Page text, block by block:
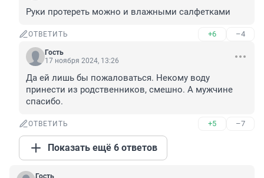
Руки протереть можно и влажными салфетками
ОТВЕТИТЬ +6 –4
Гость
17 ноября 2024, 13:26
Да ей лишь бы пожаловаться. Некому воду
принести из родственников, смешно. А мужчине
спасибо.
ОТВЕТИТЬ +5 –7
Показать ещё 6 ответов
Гость